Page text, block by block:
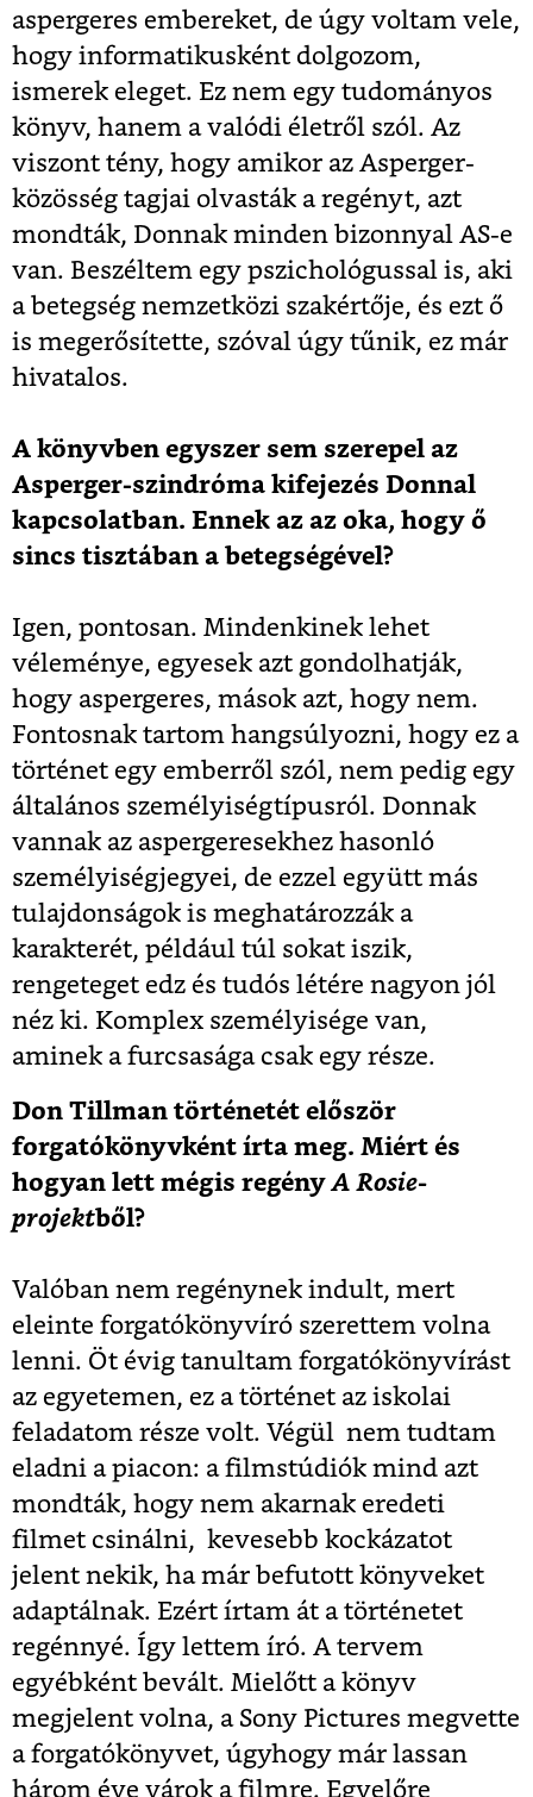
aspergeres embereket, de úgy voltam vele,
hogy informatikusként dolgozom,
ismerek eleget. Ez nem egy tudományos
könyv, hanem a valódi életről szól. Az
viszont tény, hogy amikor az Asperger-
közösség tagjai olvasták a regényt, azt
mondták, Donnak minden bizonnyal AS-e
van. Beszéltem egy pszichológussal is, aki
a betegség nemzetközi szakértője, és ezt ő
is megerősítette, szóval úgy tűnik, ez már
hivatalos.
A könyvben egyszer sem szerepel az
Asperger-szindróma kifejezés Donnal
kapcsolatban. Ennek az az oka, hogy ő
sincs tisztában a betegségével?
Igen, pontosan. Mindenkinek lehet
véleménye, egyesek azt gondolhatják,
hogy aspergeres, mások azt, hogy nem.
Fontosnak tartom hangsúlyozni, hogy ez a
történet egy emberről szól, nem pedig egy
általános személyiségtípusról. Donnak
vannak az aspergeresekhez hasonló
személyiségjegyei, de ezzel együtt más
tulajdonságok is meghatározzák a
karakterét, például túl sokat iszik,
rengeteget edz és tudós létére nagyon jól
néz ki. Komplex személyisége van,
aminek a furcsasága csak egy része.
Don Tillman történetét először
forgatókönyvként írta meg. Miért és
hogyan lett mégis regényA Rosie-
projektből?
Valóban nem regénynek indult, mert
eleinte forgatókönyvíró szerettem volna
lenni. Öt évig tanultam forgatókönyvírást
az egyetemen, ez a történet az iskolai
feladatom része volt. Végül nem tudtam
eladni a piacon: a filmstúdiók mind azt
mondták, hogy nem akarnak eredeti
filmet csinálni, kevesebb kockázatot
jelent nekik, ha már befutott könyveket
adaptálnak. Ezért írtam át a történetet
regénnyé. Így lettem író. A tervem
egyébként bevált. Mielőtt a könyv
megjelent volna, a Sony Pictures megvette
a forgatókönyvet, úgyhogy már lassan
három éve várok a filmre. Egyelőre